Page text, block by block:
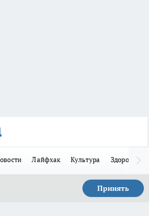
Лайфхак Культура Здоровье
Принять